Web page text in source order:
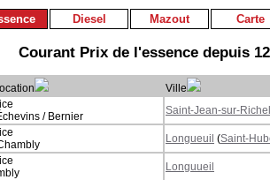
Diesel Mazout Carte
Courant Prix de l'essence depuis
Ville
/ Bernier
Saint-Jean-sur-
Longueuil (Saint-
Longuueil